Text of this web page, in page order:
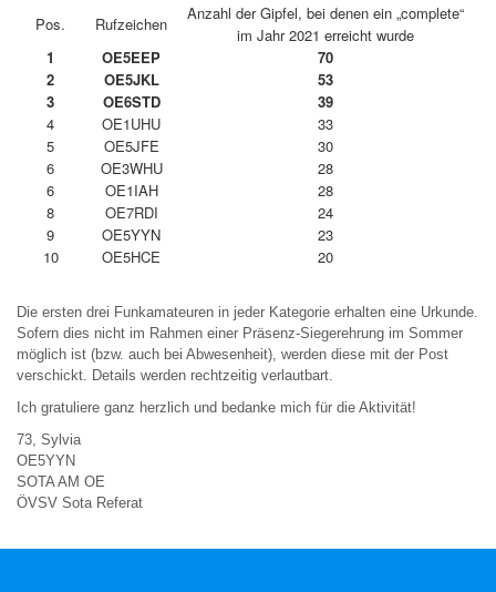
Pos. Rufzeichen
Anzahl der Gipfel, bei denen ein „complete“
im Jahr 2021 erreicht wurde
1
OE5EEP
70
2
OE5JKL
53
3
OE6STD
39
4
OE1UHU
33
5
OE5JFE
30
6
OE3WHU
28
6
OE1IAH
28
8
OE7RDI
24
9
OE5YYN
23
10
OE5HCE 20
Die ersten drei Funkamateuren in jeder Kategorie erhalten eine Urkunde.
Sofern dies nicht im Rahmen einer Präsenz-Siegerehrung im Sommer
möglich ist (bzw. auch bei Abwesenheit), werden diese mit der Post
verschickt. Details werden rechtzeitig verlautbart.
Ich gratuliere ganz herzlich und bedanke mich für die Aktivität!
73, Sylvia
OE5YYN
SOTA AM OE
ÖVSV Sota Referat